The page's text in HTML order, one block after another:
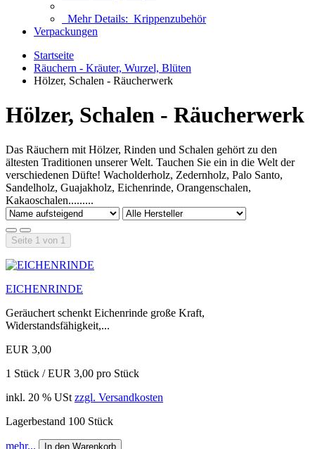
Mehr Details: Krippenzubehör
Verpackungen
Startseite
Räuchern - Kräuter, Wurzel, Blüten
Hölzer, Schalen - Räucherwerk
Hölzer, Schalen - Räucherwerk
Das Räuchern mit Hölzer, Rinden und Schalen gehört zu den
ältesten Traditionen unserer Welt. Tauchen Sie ein in die Welt der
verschiedenen Düfte! Wacholderholz, Zedernholz, Palo Santo,
Sandelholz, Guajakholz, Eichenrinde, Orangenschalen,
Kakaoschalen.........
Seite 1 von 1
EICHENRINDE
Geräuchert schenkt Eichenrinde große Kraft,
Widerstandsfähigkeit,...
EUR 3,00
1 Stück / EUR 3,00 pro Stück
inkl. 20 % USt zzgl. Versandkosten
Lagerbestand 100 Stück
mehr... In den Warenkorb